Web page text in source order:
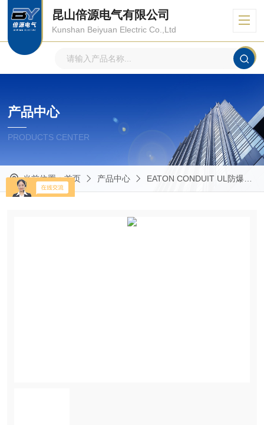
昆山倍源电气有限公司
Kunshan Beiyuan Electric Co.,Ltd
产品中心
PRODUCTS CENTER
当前位置：首页 产品中心 EATON CONDUIT UL防爆管件